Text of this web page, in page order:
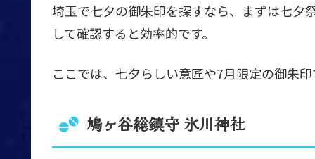
埼玉で七夕の御朱印を探すなら、まずは七夕
して確認すると効率的です。
ここでは、七夕らしい意匠や7月限定の御朱
鳩ヶ谷総鎮守 氷川神社